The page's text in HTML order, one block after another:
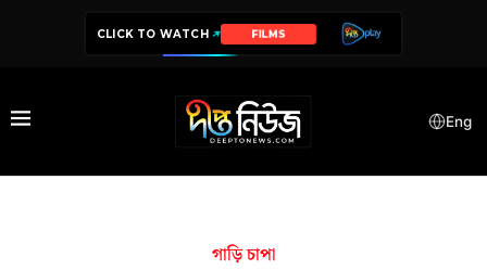
CLICK TO WATCH FILMS
Eng
গাড়ি চাপা